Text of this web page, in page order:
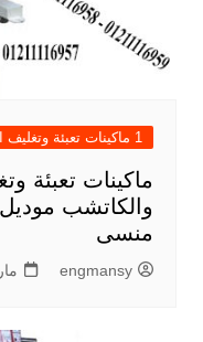
1 ماكينات تعبئة وتغليف السوائل فى اكياس
ماكينات تعبئة
منسى
engmansy